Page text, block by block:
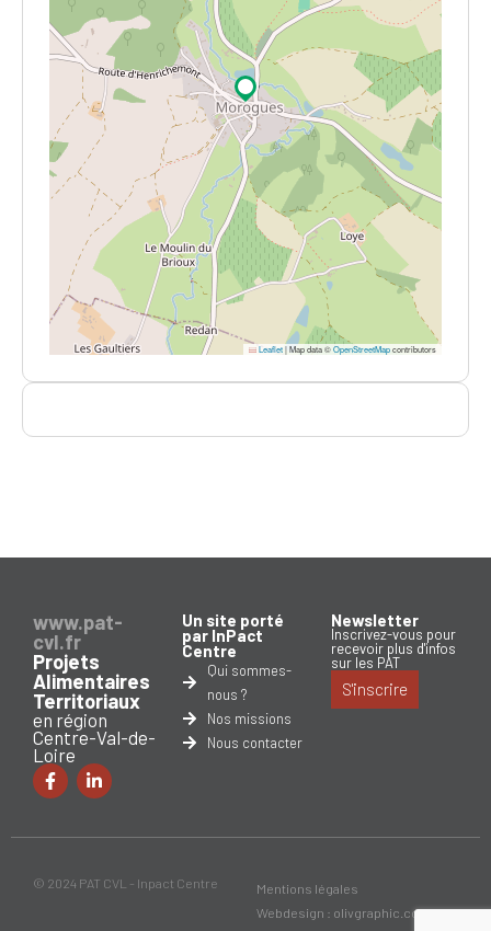
Leaflet|Map data ©OpenStreetMapcontributors
www.pat-
cvl.fr
Projets
Alimentaires
Territoriaux
en région
Centre-Val-de-
Loire
Un site porté
par InPact
Centre
Qui sommes-
nous ?
Nos missions
Nous contacter
Newsletter
Inscrivez-vous pour
recevoir plus d'infos
sur les PAT
S'inscrire
© 2024 PAT CVL - Inpact Centre
Mentions légales
Webdesign : olivgraphic.com